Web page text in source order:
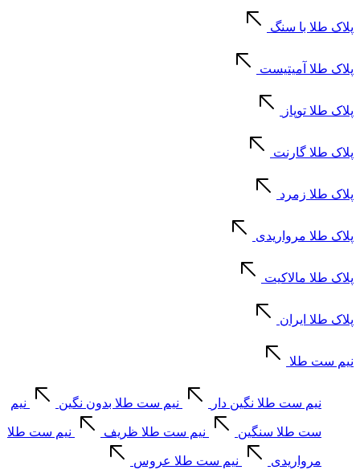
پلاک طلا با سنگ
پلاک طلا آمیتیست
پلاک طلا توپاز
پلاک طلا گارنت
پلاک طلا زمرد
پلاک طلا مرواریدی
پلاک طلا مالاکیت
پلاک طلا ایران
نیم ست طلا
نیم ست طلا نگین دار نیم ست طلا بدون نگین نیم
ست طلا سنگین نیم ست طلا ظریف نیم ست طلا
مرواریدی نیم ست طلا عروس